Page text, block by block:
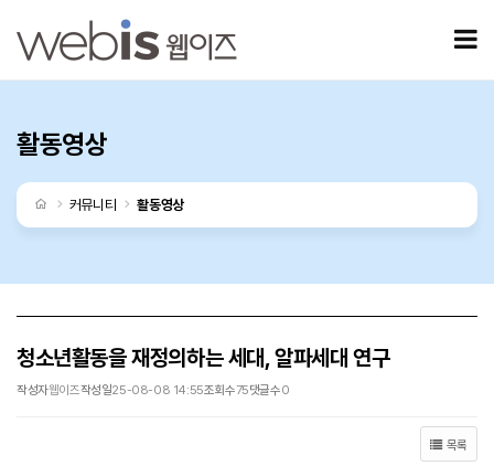
활동영상
처음으로
커뮤니티 활동영상
청소년활동을 재정의하는 세대, 알파세대 연구
작성자웹이즈작성일25-08-08 14:55조회수75댓글수0
목록